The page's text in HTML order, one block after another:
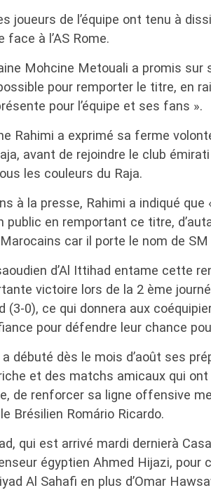
joueurs de l’équipe ont tenu à
à l’AS Rome.
Mohcine Metouali a promis sur
pour remporter le titre, en
pour l’équipe et ses fans ».
Rahimi a exprimé sa ferme
avant de rejoindre le club
les couleurs du Raja.
à la presse, Rahimi a indiqué
public en remportant ce titre,
car il porte le nom de SM
d’Al Ittihad entame cette
victoire lors de la 2 ème
(3-0), ce qui donnera aux
pour défendre leur chance
débuté dès le mois d’août ses
et des matchs amicaux qui
de renforcer sa ligne offensive
Brésilien Romário Ricardo.
qui est arrivé mardi dernierà
égyptien Ahmed Hijazi, pour
Al Sahafi en plus d’Omar